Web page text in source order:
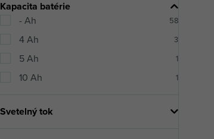
Kapacita batérie
- Ah
58
4 Ah 3
5 Ah 1
10 Ah 1
Svetelný tok